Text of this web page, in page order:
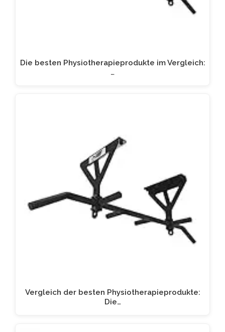
Die besten Physiotherapieprodukte im Vergleich:
…
Vergleich der besten Physiotherapieprodukte:
Die…